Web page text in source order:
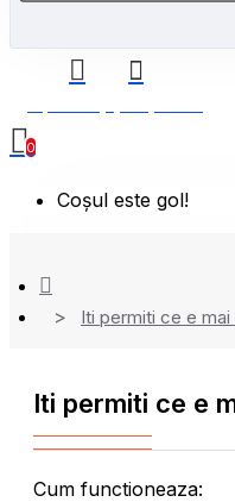
0
Coșul este gol!
Iti permiti ce e mai
Iti permiti ce e
Cum functioneaza: